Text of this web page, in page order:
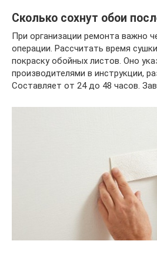
Сколько сохнут обои
При организации ремонта важно
операции. Рассчитать время
покраску обойных листов. Оно
производителями в инструкции,
Составляет от 24 до 48 часов.